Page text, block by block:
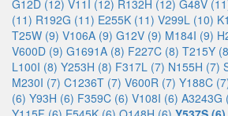
G12D (12) V11I (12) R132H (12) G48V
(11) R192G (11) E255K (11) V299L (10)
T25W (9) V106A (9) G12V (9) M184I (9)
V600D (9) G1691A (8) F227C (8) T215Y
L100I (8) Y253H (8) F317L (7) N155H (7)
M230I (7) C1236T (7) V600R (7) Y188C
(6) Y93H (6) F359C (6) V108I (6) A3243G